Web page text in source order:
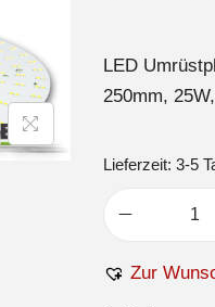
LED
250mm,
Lieferzeit: 3-5
Zur